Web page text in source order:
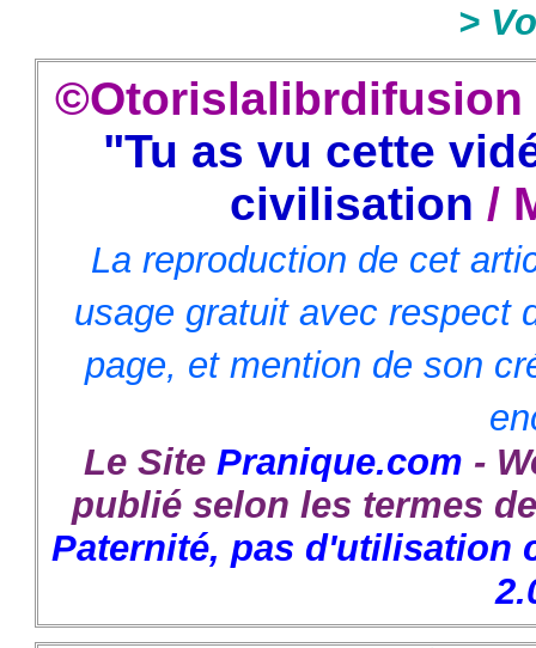
>
©Otorislalibrdifusion
"Tu as vu cette
civilisation /
La reproduction de cet
usage gratuit avec respect
page, et mention de son
Le Site Pranique.com -
publié selon les termes
Paternité, pas d'utilisation